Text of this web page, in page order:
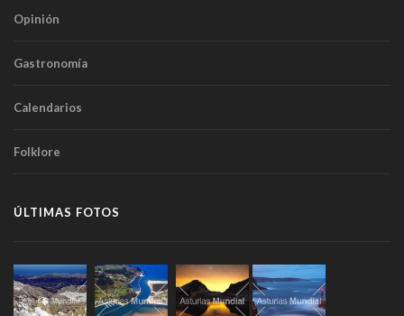
Opinión
Gastronomía
Calendarios
Folklore
ÚLTIMAS FOTOS